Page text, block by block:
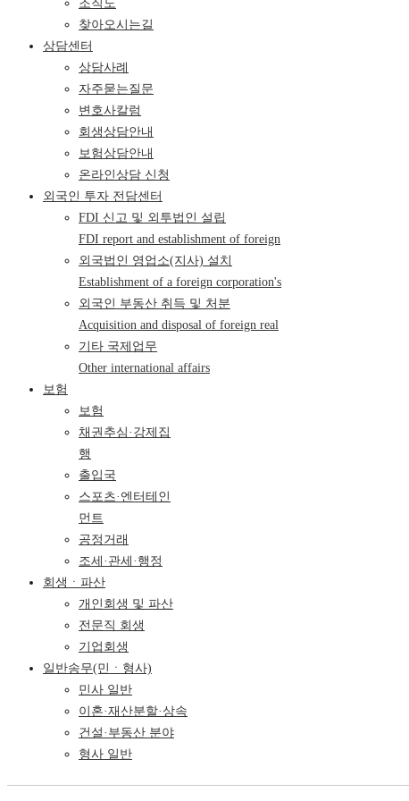
조직도
찾아오시는길
상담센터
상담사례
자주묻는질문
변호사칼럼
회생상담안내
보험상담안내
온라인상담 신청
외국인 투자 전담센터
FDI 신고 및 외투법인 설립
FDI report and establishment of foreign
외국법인 영업소(지사) 설치
Establishment of a foreign corporation's
외국인 부동산 취득 및 처분
Acquisition and disposal of foreign real
기타 국제업무
Other international affairs
보험
보험
채권추심·강제집
행
출입국
스포츠·엔터테인
먼트
공정거래
조세·관세·행정
회생ㆍ파산
개인회생 및 파산
전문직 회생
기업회생
일반송무(민ㆍ형사)
민사 일반
이혼·재산분할·상속
건설·부동산 분야
형사 일반